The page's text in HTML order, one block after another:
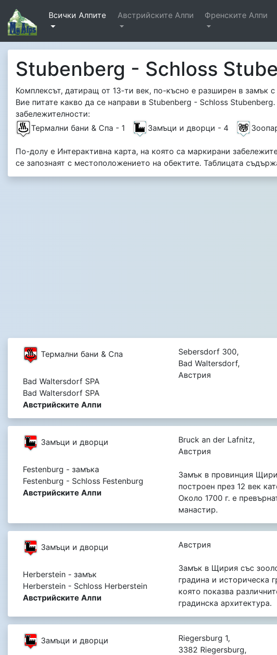
Всички Алпите Австрийските Алпи Френските Алпи
Stubenberg - Schloss
Комплексът, датиращ от 13-ти век, по-късно е разширен в замък
Вие питате какво да се направи в Stubenberg - Schloss
забележителности:
Термални бани & Спа - 1
Замъци и дворци - 4
По-долу е Интерактивна карта, на която са маркирани
се запознаят с местоположението на обектите. Таблицата
Термални бани & Спа
Bad Waltersdorf SPA
Bad Waltersdorf SPA
Австрийските Алпи
Sebersdorf 300,
Bad Waltersdorf,
Австрия
Замъци и дворци
Festenburg - замъка
Festenburg - Schloss Festenburg
Австрийските Алпи
Bruck an der Lafnitz,
Австрия
Замък в провинция
построен през 12 век
Около 1700 г. е
манастир.
Замъци и дворци
Herberstein - замък
Herberstein - Schloss Herberstein
Австрийските Алпи
Австрия
Замък в Щирия със
градина и историческа
която показва
градинска архитектура.
Замъци и дворци
Riegersburg 1,
3382 Riegersburg,